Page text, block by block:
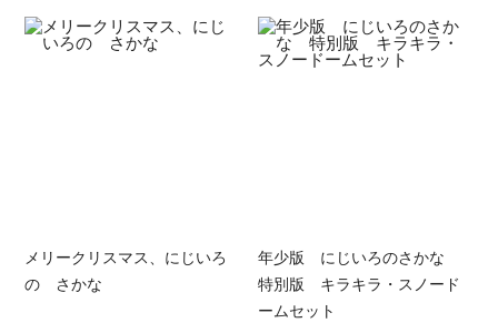
メリークリスマス、にじいろ
の さかな
年少版 にじいろのさかな
特別版 キラキラ・スノード
ームセット